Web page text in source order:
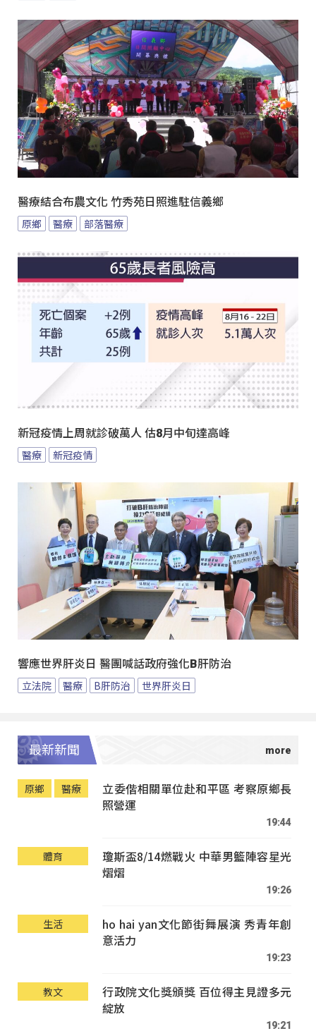
醫療結合布農文化 竹秀苑日照進駐信義鄉
原鄉 醫療 部落醫療
新冠疫情上周就診破萬人 估8月中旬達高峰
醫療 新冠疫情
響應世界肝炎日 醫團喊話政府強化B肝防治
立法院 醫療 B肝防治 世界肝炎日
最新新聞
原鄉 醫療
立委偕相關單位赴和平區 考察原鄉長
照營運
19:44
體育
瓊斯盃8/14燃戰火 中華男籃陣容星光
熠熠
19:26
生活
ho hai yan文化節街舞展演 秀青年創
意活力
19:23
教文
行政院文化獎頒獎 百位得主見證多元
綻放
19:21